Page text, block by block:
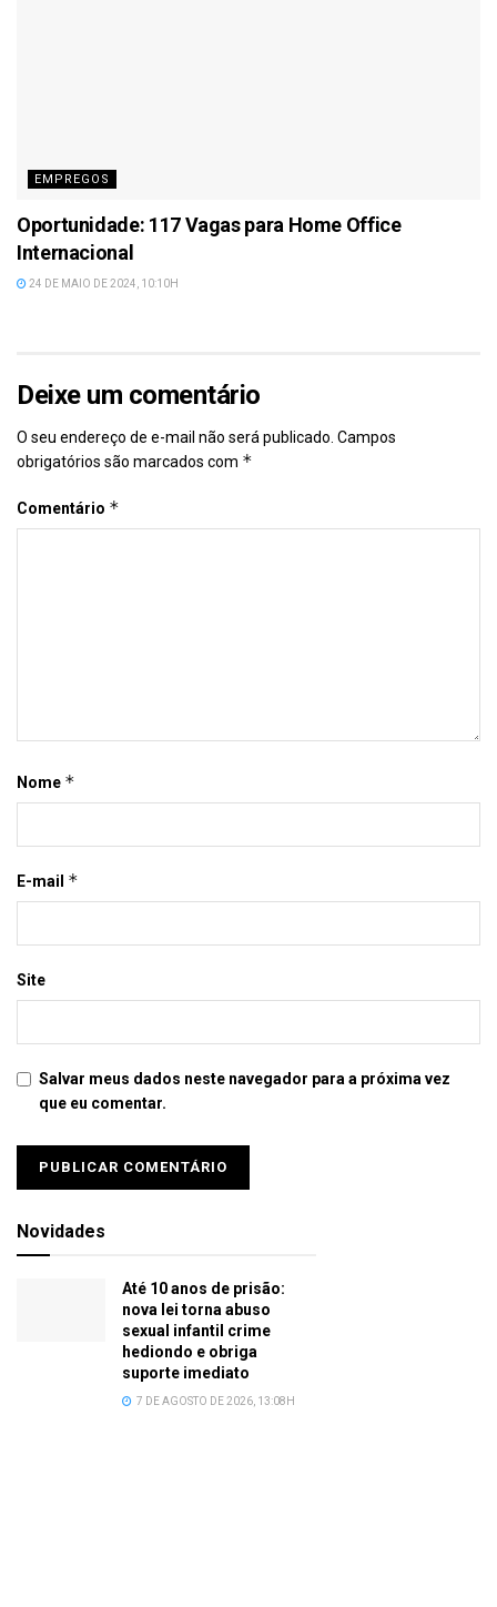
EMPREGOS
Oportunidade: 117 Vagas para Home Office
Internacional
24 DE MAIO DE 2024, 10:10H
Deixe um comentário
O seu endereço de e-mail não será publicado. Campos
obrigatórios são marcados com *
Comentário *
Nome *
E-mail *
Site
Salvar meus dados neste navegador para a próxima vez
que eu comentar.
Novidades
Até 10 anos de prisão:
nova lei torna abuso
sexual infantil crime
hediondo e obriga
suporte imediato
7 DE AGOSTO DE 2026, 13:08H